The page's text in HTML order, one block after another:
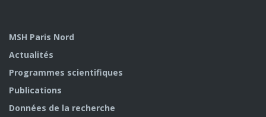
MSH Paris Nord
Actualités
Programmes scientifiques
Publications
Données de la recherche